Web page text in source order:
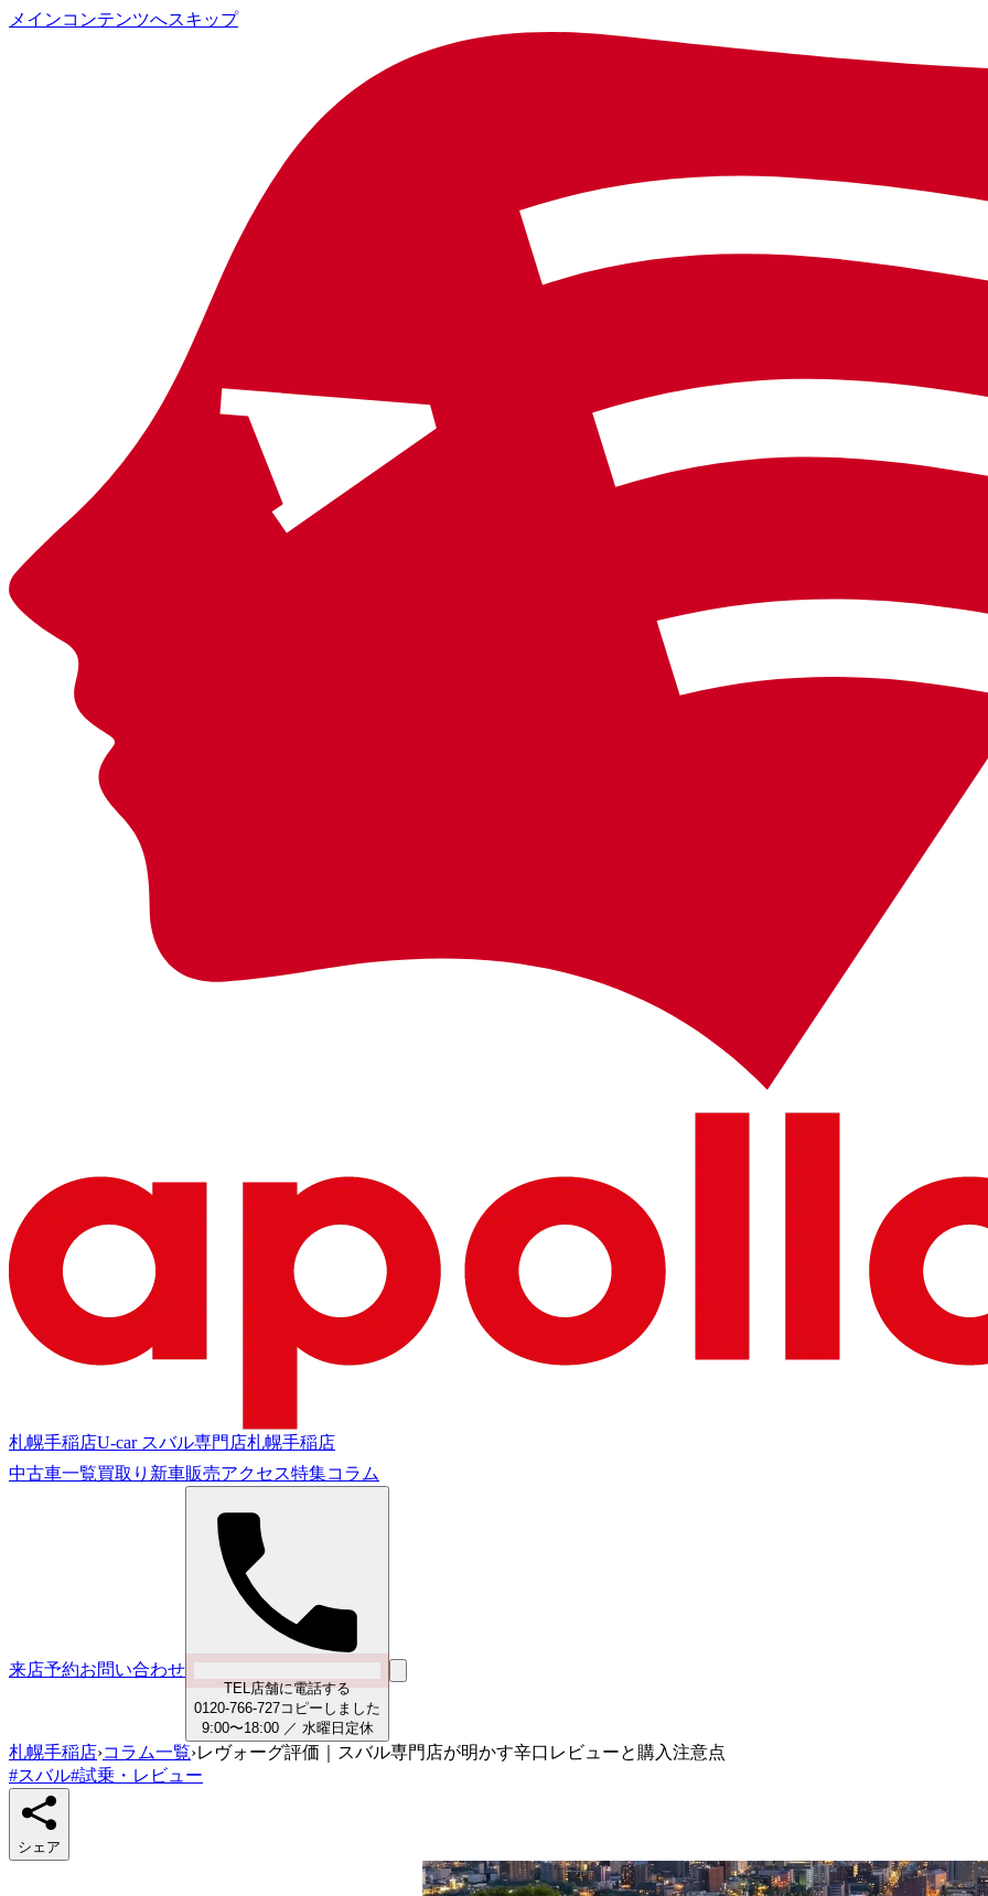
メインコンテンツへスキップ
札幌手稲店U-car スバル専門店札幌手稲店
中古車一覧買取り 新車販売アクセス特集コラム
来店予約お問い合わせ
TEL店舗に電話する
0120-766-727コピーしました
9:00〜18:00／ 水曜日 定休
札幌手稲店›コラム一覧›レヴォーグ評価｜スバル専門店が明かす辛口レビューと購入注意点
#スバル#試乗・レビュー
シェア